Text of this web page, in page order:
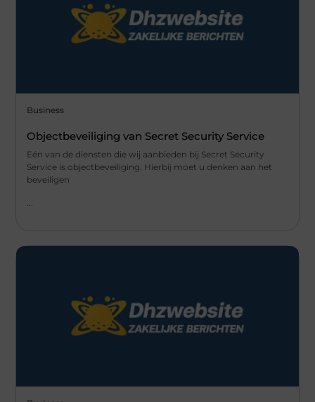
Business
Objectbeveiliging van Secret Security Service
Eén van de diensten die wij aanbieden bij Secret Security
Service is objectbeveiliging. Hierbij moet u denken aan het
beveiligen